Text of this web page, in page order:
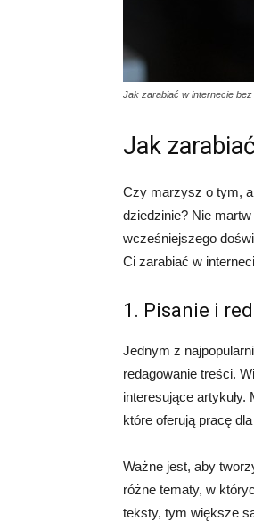
Jak zarabiać w internecie
Jak
Czy marzysz o tym,
dziedzinie? Nie
wcześniejszego
Ci zarabiać w
1. Pisanie i
Jednym z
redagowanie treści.
interesujące
które oferują pracę
Ważne jest, aby
różne tematy, w
teksty, tym większe